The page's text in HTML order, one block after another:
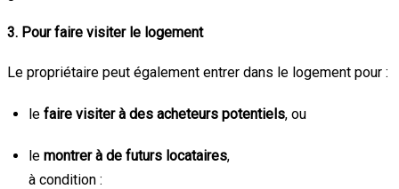
3. Pour faire visiter le logement
Le propriétaire peut également entrer dans le logement pour :
le faire visiter à des acheteurs potentiels, ou
le montrer à de futurs locataires,
à condition :